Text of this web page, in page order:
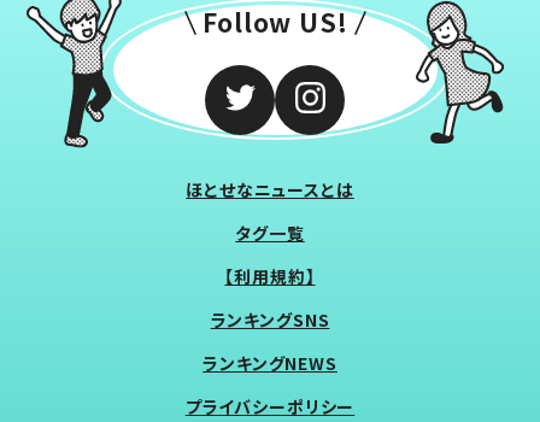
Follow US!
ほとせなニュースとは
タグ一覧
【利用規約】
ランキングSNS
ランキングNEWS
プライバシーポリシー